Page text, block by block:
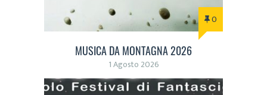
0
MUSICA DA MONTAGNA 2026
1 Agosto 2026